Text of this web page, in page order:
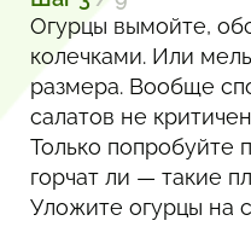
Огурцы вымойте,
колечками. Или
размера. Вообще
салатов не
Только попробуйте
горчат ли — такие
Уложите огурцы на